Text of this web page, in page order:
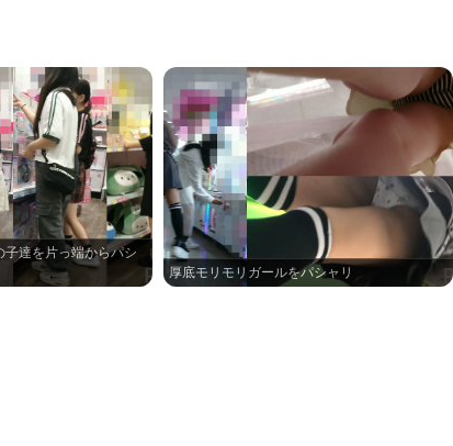
子達を片っ端からパシ
厚底モリモリガールをパシャリ